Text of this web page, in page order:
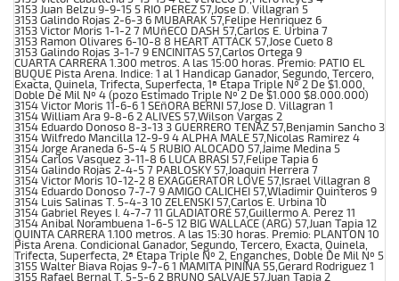
3153 Juan Belzu 9-9-15 5 RIO PEREZ 57,Jose D. Villagran 5
3153 Galindo Rojas 2-6-3 6 MUBARAK 57,Felipe Henriquez 6
3153 Victor Moris 1-1-2 7 MUñECO DASH 57,Carlos E. Urbina 7
3153 Ramon Olivares 6-10-8 8 HEART ATTACK 57,Jose Cueto 8
3153 Galindo Rojas 3-1-7 9 ENCINITAS 57,Carlos Ortega 9
CUARTA CARRERA 1.300 metros. A las 15:00 horas. Premio: PATIO EL
BUQUE Pista Arena. Indice: 1 al 1 Handicap Ganador, Segundo, Tercero,
Exacta, Quinela, Trifecta, Superfecta, 1ª Etapa Triple Nº 2 De $1.000,
Doble De Mil Nº 4 (pozo Estimado Triple Nº 2 De $1.000 $8.000.000)
3154 Victor Moris 11-6-6 1 SEñORA BERNI 57,Jose D. Villagran 1
3154 William Ara 9-8-6 2 ALIVES 57,Wilson Vargas 2
3154 Eduardo Donoso 8-3-13 3 GUERRERO TENAZ 57,Benjamin Sancho 3
3154 Wilfredo Mancilla 12-9-9 4 ALPHA MALE 57,Nicolas Ramirez 4
3154 Jorge Araneda 6-5-4 5 RUBIO ALOCADO 57,Jaime Medina 5
3154 Carlos Vasquez 3-11-8 6 LUCA BRASI 57,Felipe Tapia 6
3154 Galindo Rojas 2-4-5 7 PABLOSKY 57,Joaquin Herrera 7
3154 Victor Moris 10-12-2 8 EXAGGERATOR LOVE 57,Israel Villagran 8
3154 Eduardo Donoso 7-7-7 9 AMIGO CALICHEI 57,Wladimir Quinteros 9
3154 Luis Salinas T. 5-4-3 10 ZELENSKI 57,Carlos E. Urbina 10
3154 Gabriel Reyes I. 4-7-7 11 GLADIATORE 57,Guillermo A. Perez 11
3154 Anibal Norambuena 1-6-5 12 BIG WALLACE (ARG) 57,Juan Tapia 12
QUINTA CARRERA 1.100 metros. A las 15:30 horas. Premio: PLANTON 10
Pista Arena. Condicional Ganador, Segundo, Tercero, Exacta, Quinela,
Trifecta, Superfecta, 2ª Etapa Triple Nº 2, Enganches, Doble De Mil Nº 5
3155 Walter Biava Rojas 9-7-6 1 MAMITA PININA 55,Gerard Rodriguez 1
3155 Rafael Bernal T. 5-5-6 2 BRUNO SALVAJE 57,Juan Tapia 2